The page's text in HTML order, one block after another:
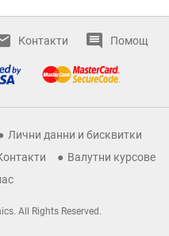
Контакти Помощ
Лични данни и бисквитки
Валутни курсове
All Rights Reserved.